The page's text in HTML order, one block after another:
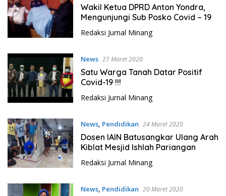
2020
Wakil Ketua DPRD Anton Yondra,
Mengunjungi Sub Posko Covid – 19
Redaksi Jurnal Minang
News 27 Maret 2020
Satu Warga Tanah Datar Positif
Covid-19 !!!
Redaksi Jurnal Minang
News, Pendidikan 24 Maret 2020
Dosen IAIN Batusangkar Ulang Arah
Kiblat Mesjid Ishlah Pariangan
Redaksi Jurnal Minang
News, Pendidikan 20 Maret 2020